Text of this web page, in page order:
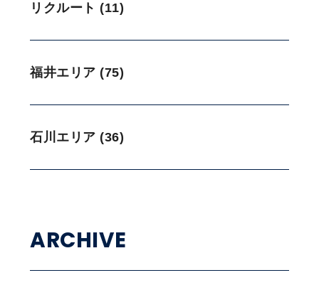
リクルート (11)
福井エリア (75)
石川エリア (36)
ARCHIVE